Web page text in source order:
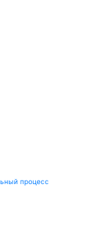
процесс